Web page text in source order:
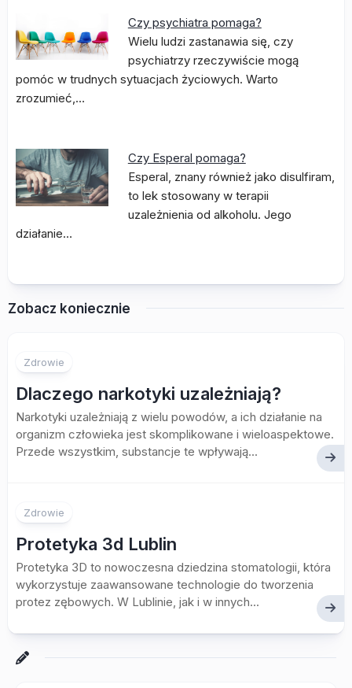
Czy psychiatra pomaga?
Wielu ludzi zastanawia się, czy
psychiatrzy rzeczywiście mogą
pomóc w trudnych sytuacjach życiowych. Warto
zrozumieć,…
Czy Esperal pomaga?
Esperal, znany również jako disulfiram,
to lek stosowany w terapii
uzależnienia od alkoholu. Jego
działanie…
Zobacz koniecznie
Zdrowie
Dlaczego narkotyki uzależniają?
Narkotyki uzależniają z wielu powodów, a ich działanie na
organizm człowieka jest skomplikowane i wieloaspektowe.
Przede wszystkim, substancje te wpływają...
Zdrowie
Protetyka 3d Lublin
Protetyka 3D to nowoczesna dziedzina stomatologii, która
wykorzystuje zaawansowane technologie do tworzenia
protez zębowych. W Lublinie, jak i w innych...